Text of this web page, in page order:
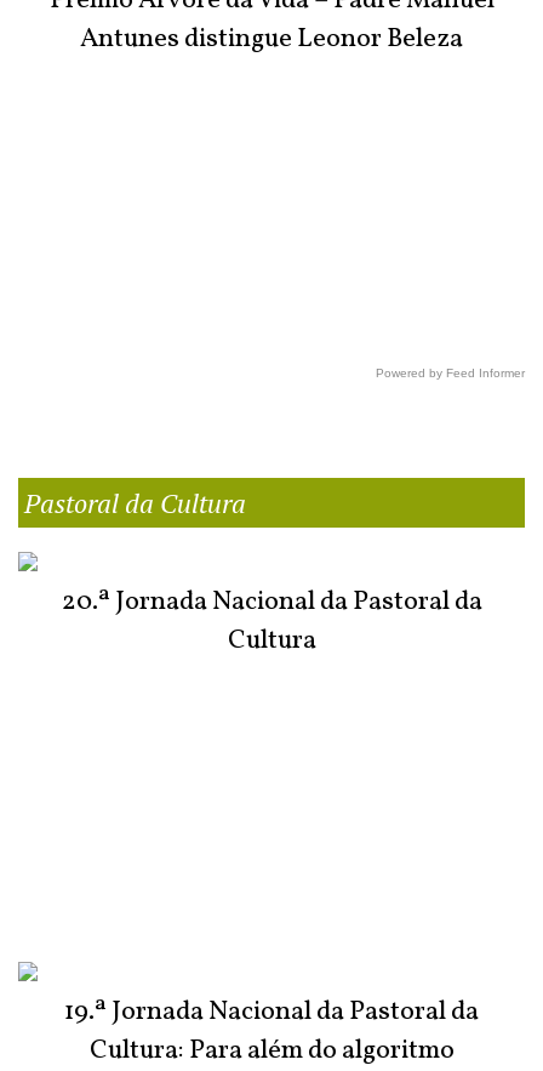
Antunes distingue Leonor Beleza
Powered by Feed Informer
Pastoral da Cultura
20.ª Jornada Nacional da Pastoral da
Cultura
19.ª Jornada Nacional da Pastoral da
Cultura: Para além do algoritmo